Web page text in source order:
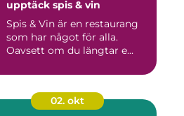
upptäck spis & vin
Spis & Vin är en restaurang
som har något för alla.
Oavsett om du längtar e...
02. okt